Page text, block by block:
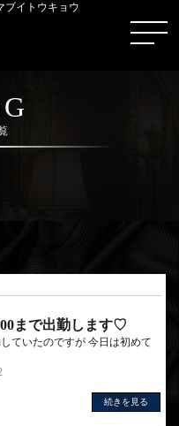
ブイトウキョウ
まで出勤します♡
ていたのですが 今日は初めて
続きを見る